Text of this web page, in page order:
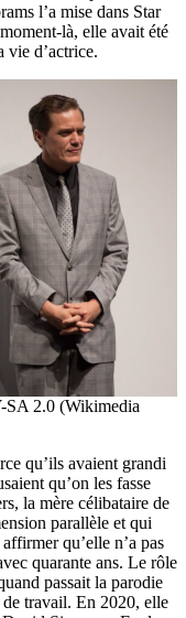
l’a mise dans Star
là, elle avait été
vie d’actrice.
SA 2.0 (Wikimedia
qu’ils avaient grandi
qu’on les fasse
la mère célibataire de
parallèle et qui
qu’elle n’a pas
quarante ans. Le rôle
passait la parodie
travail. En 2020, elle